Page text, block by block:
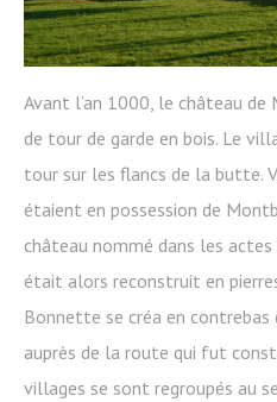
Avant l’an 1000, le château
de tour de garde en bois. Le
tour sur les flancs de la butte.
étaient en possession de
château nommé dans les
était alors reconstruit en
Bonnette se créa en
auprès de la route qui fut
villages se sont regroupés au